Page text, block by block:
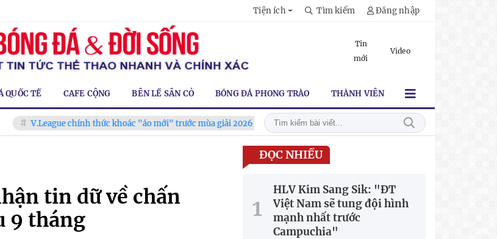
Tiện ích Tìm kiếm Đăng nhập
Tin
mới
Video
QUỐC TẾ CAFE CỘNG BÊN LỀ SÂN CỎ BÓNG ĐÁ PHONG TRÀO THÀNH VIÊN
chính thức khoác "áo mới" trước mùa giải 2026-2027 Xã Hùng Châu tưng bừng khai mạc giải bóng đá truyền
tin dữ về chấn
9 tháng
ĐỌC NHIỀU
HLV Kim Sang Sik: "ĐT
Việt Nam sẽ tung đội hình
mạnh nhất trước
Campuchia"